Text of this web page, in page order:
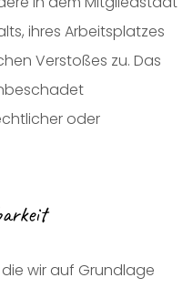
ihres Arbeitsplatzes
Verstoßes zu. Das
oder
wir auf Grundlage